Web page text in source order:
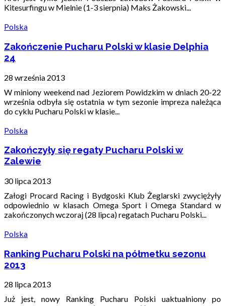
Kitesurfingu w Mielnie (1-3 sierpnia) Maks Żakowski...
Polska
Zakończenie Pucharu Polski w klasie Delphia
24
28 września 2013
W miniony weekend nad Jeziorem Powidzkim w dniach 20-22
września odbyła się ostatnia w tym sezonie impreza należąca
do cyklu Pucharu Polski w klasie...
Polska
Zakończyły się regaty Pucharu Polski w
Zalewie
30 lipca 2013
Załogi Procard Racing i Bydgoski Klub Żeglarski zwyciężyły
odpowiednio w klasach Omega Sport i Omega Standard w
zakończonych wczoraj (28 lipca) regatach Pucharu Polski...
Polska
Ranking Pucharu Polski na półmetku sezonu
2013
28 lipca 2013
Już jest, nowy Ranking Pucharu Polski uaktualniony po